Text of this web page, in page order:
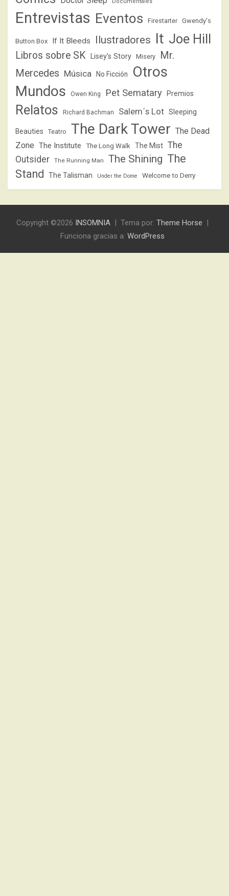
Documentales
Entrevistas Eventos Firestarter Gwendy's
Button Box If It Bleeds Ilustradores It Joe Hill
Libros sobre SK Lisey's Story Misery
Mr.
Mercedes Música No Ficción
Otros
Mundos
Owen King Pet Sematary Premios
Relatos Richard Bachman Salem´s Lot Sleeping
Beauties Teatro The Dark Tower The Dead
Zone The Institute The Long Walk The Mist The
Outsider
The Running Man The Shining The
Stand
The Talisman Under the Dome Welcome to Derry
Copyright ©2026 INSOMNIA Tema por: Theme Horse
Funciona gracias a: WordPress